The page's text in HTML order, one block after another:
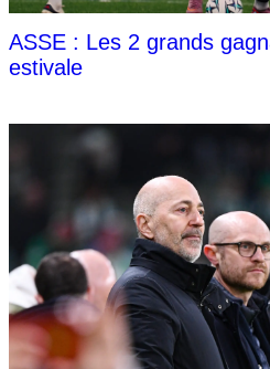
ASSE : Les 2 grands
estivale